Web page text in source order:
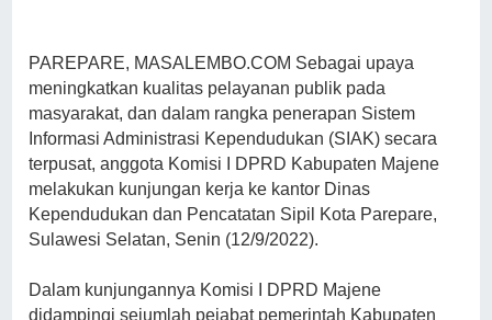
PAREPARE, MASALEMBO.COM Sebagai upaya
meningkatkan kualitas pelayanan publik pada
masyarakat, dan dalam rangka penerapan Sistem
Informasi Administrasi Kependudukan (SIAK) secara
terpusat, anggota Komisi I DPRD Kabupaten Majene
melakukan kunjungan kerja ke kantor Dinas
Kependudukan dan Pencatatan Sipil Kota Parepare,
Sulawesi Selatan, Senin (12/9/2022).
Dalam kunjungannya Komisi I DPRD Majene
didampingi sejumlah pejabat pemerintah Kabupaten